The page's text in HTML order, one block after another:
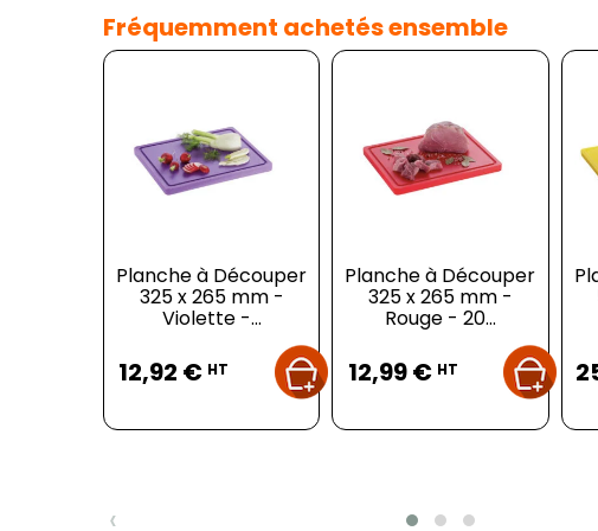
Fréquemment achetés ensemble
Planche à Découper
325 x 265 mm -
Violette -...
12,92 € HT
Planche à Découper
325 x 265 mm -
Rouge - 20...
12,99 € HT
‹